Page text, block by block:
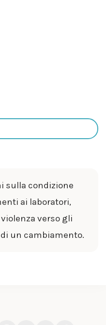
sulla condizione
ai laboratori,
verso gli
un cambiamento.